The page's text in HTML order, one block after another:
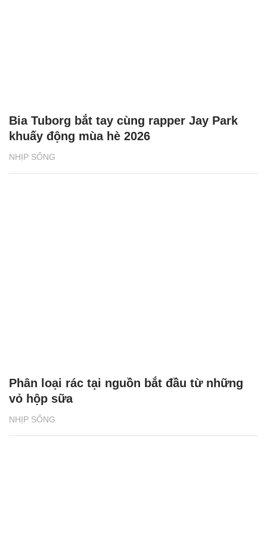
NHỊP SỐNG
Bia Tuborg bắt tay cùng rapper Jay Park
khuấy động mùa hè 2026
NHỊP SỐNG
Phân loại rác tại nguồn bắt đầu từ những
vỏ hộp sữa